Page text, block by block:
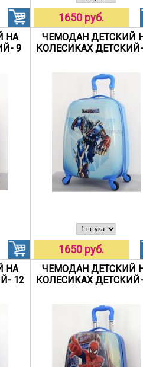
1650 руб.
НА
9
ЧЕМОДАН ДЕТСКИЙ
КОЛЕСИКАХ
1650 руб.
НА
12
ЧЕМОДАН ДЕТСКИЙ
КОЛЕСИКАХ ДЕТСКИЙ-